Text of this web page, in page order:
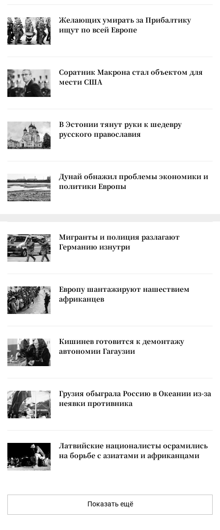
Желающих умирать за Прибалтику
ищут по всей Европе
Соратник Макрона стал объектом для
мести США
В Эстонии тянут руки к шедевру
русского православия
Дунай обнажил проблемы экономики и
политики Европы
Мигранты и полиция разлагают
Германию изнутри
Европу шантажируют нашествием
африканцев
Кишинев готовится к демонтажу
автономии Гагаузии
Грузия обыграла Россию в Океании из-за
неявки противника
Латвийские националисты осрамились
на борьбе с азиатами и африканцами
Показать ещё